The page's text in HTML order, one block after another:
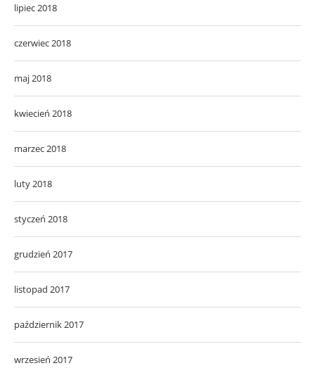
lipiec 2018
czerwiec 2018
maj 2018
kwiecień 2018
marzec 2018
luty 2018
styczeń 2018
grudzień 2017
listopad 2017
październik 2017
wrzesień 2017